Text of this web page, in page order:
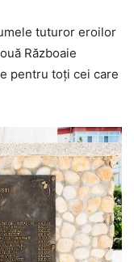
tuturor eroilor
Războaie
pentru toți cei care